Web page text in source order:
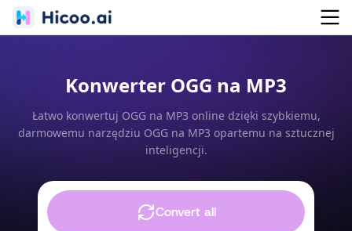
Konwerter OGG na MP3
Łatwo konwertuj OGG na MP3 online dzięki szybkiemu,
darmowemu narzędziu OGG na MP3 opartemu na sztucznej
inteligencji.